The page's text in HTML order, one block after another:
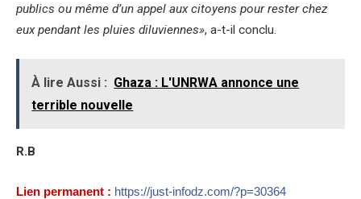
publics ou même d’un appel aux citoyens pour rester chez
eux pendant les pluies diluviennes», a-t-il conclu.
À lire Aussi : Ghaza : L'UNRWA annonce une
terrible nouvelle
R.B
Lien permanent : https://just-infodz.com/?p=30364